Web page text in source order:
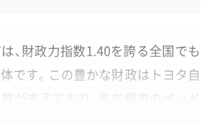
、財政力指数1.40を誇る全国でも
です。この豊かな財政はトヨタ自
が支えており、名古屋市のベッド